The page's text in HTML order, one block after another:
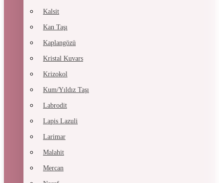
Kalsit
Kan Taşı
Kaplangözü
Kristal Kuvars
Krizokol
Kum/Yıldız Taşı
Labrodit
Lapis Lazuli
Larimar
Malahit
Mercan